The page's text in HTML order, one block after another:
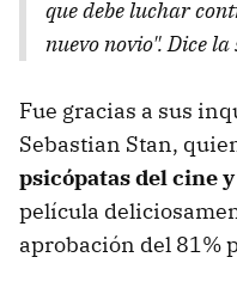
que debe luchar
nuevo novio". Dice
Fue gracias a sus
Sebastian Stan,
psicópatas del cine
película
aprobación del 81%